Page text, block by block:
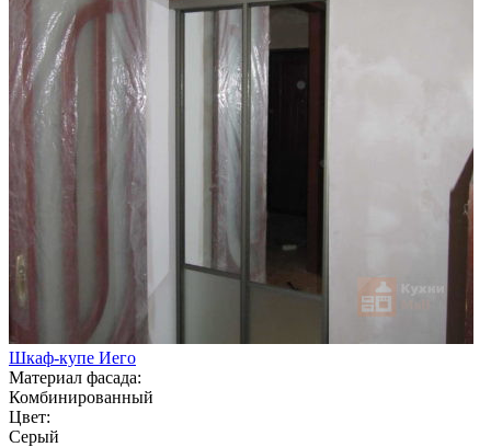
Шкаф-купе Иего
Материал фасада:
Комбинированный
Цвет:
Серый